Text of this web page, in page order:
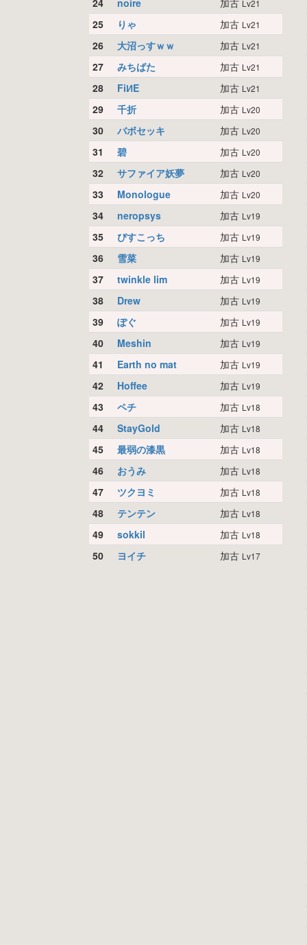
24 noire 加古 Lv21
25 りゃ 加古 Lv21
26 大沼っすｗｗ 加古 Lv21
27 みちばた 加古 Lv21
28 FiИE 加古 Lv21
29 千折 加古 Lv20
30 バボセッキ 加古 Lv20
31 碧 加古 Lv20
32 サファイア妖夢 加古 Lv20
33 Monologue 加古 Lv20
34 neropsys 加古 Lv19
35 びすこっち 加古 Lv19
36 雪菜 加古 Lv19
37 twinkle lim 加古 Lv19
38 Drew 加古 Lv19
39 ぽぐ 加古 Lv19
40 Meshin 加古 Lv19
41 Earth no mat 加古 Lv19
42 Hoffee 加古 Lv19
43 ペチ 加古 Lv18
44 StayGold 加古 Lv18
45 最弱の漆黒 加古 Lv18
46 おうみ 加古 Lv18
47 ツクヨミ 加古 Lv18
48 テンテン 加古 Lv18
49 sokkil 加古 Lv18
50 ヨイチ 加古 Lv17